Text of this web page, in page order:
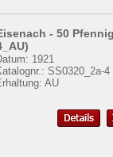
- 50
1921
SS0320_2a-4
AU